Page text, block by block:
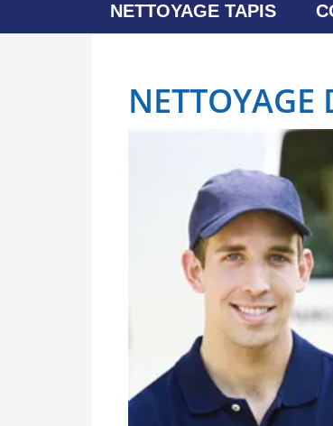
NETTOYAGE TAPIS
NETTOYAGE